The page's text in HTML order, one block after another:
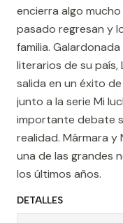
encierra algo
pasado regresan y
familia.
literarios de su
salida en un éxito
junto a la serie Mi
importante debate
realidad. Mármara
una de las grandes
los últimos años.
DETALLES